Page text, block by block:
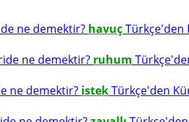
ne demektir? havuçTürkçe'den
ne demektir? ruhum
ne demektir? istekTürkçe'den